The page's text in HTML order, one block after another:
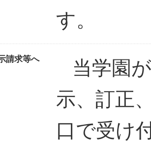
す。
請求等へ
当学園
示、訂正
口で受け